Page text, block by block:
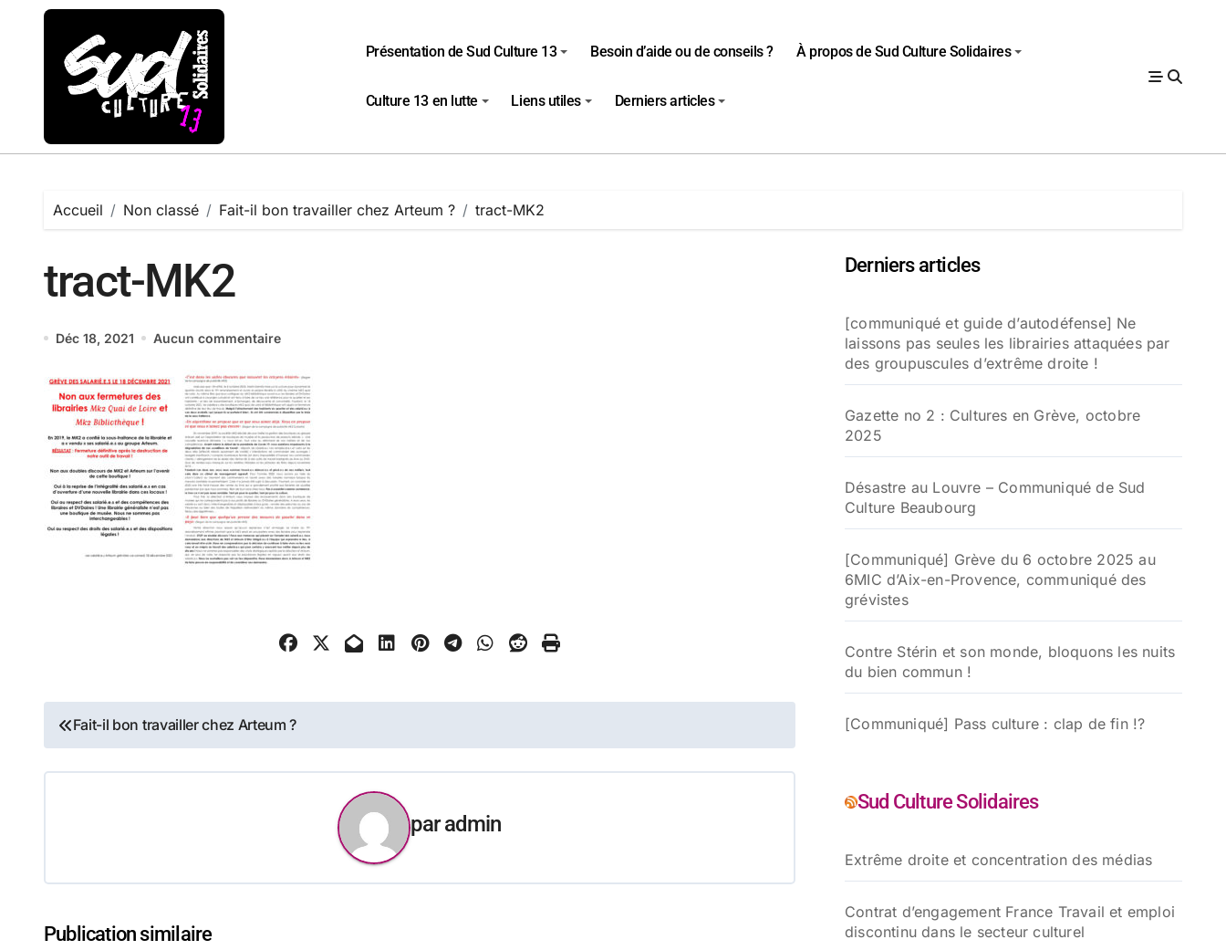
Passer
Présentation de Sud Culture 13 Besoin d’aide ou de conseils ? À propos de Sud Culture Solidaires
Culture 13 en lutte Liens utiles Derniers articles
Accueil Non classé Fait-il bon travailler chez Arteum ? tract-MK2
tract-MK2
Déc 18, 2021 Aucun commentaire
Navigation
Fait-il bon travailler chez Arteum ?
paradmin
Publication similaire
Derniers articles
[communiqué et guide d’autodéfense] Ne
laissons pas seules les librairies attaquées par
des groupuscules d’extrême droite !
Gazette no 2 : Cultures en Grève, octobre
2025
Désastre au Louvre – Communiqué de Sud
Culture Beaubourg
[Communiqué] Grève du 6 octobre 2025 au
6MIC d’Aix-en-Provence, communiqué des
grévistes
Contre Stérin et son monde, bloquons les nuits
du bien commun !
[Communiqué] Pass culture : clap de fin !?
Sud Culture Solidaires
Extrême droite et concentration des médias
Contrat d’engagement France Travail et emploi
discontinu dans le secteur culturel